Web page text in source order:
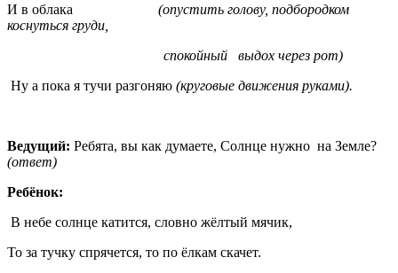
И в облака (опустить голову, подбородком
коснуться груди,
спокойный выдох через рот)
Ну а пока я тучи разгоняю (круговые движения руками).
Ведущий: Ребята, вы как думаете, Солнце нужно на Земле?
(ответ)
Ребёнок:
В небе солнце катится, словно жёлтый мячик,
То за тучку спрячется, то по ёлкам скачет.